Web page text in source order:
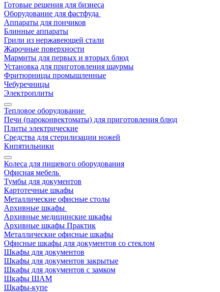
Готовые решения для бизнеса
Оборудование для фастфуда
Аппараты для пончиков
Блинные аппараты
Грили из нержавеющей стали
Жарочные поверхности
Мармиты для первых и вторых блюд
Установка для приготовления шаурмы
Фритюрницы промышленные
Чебуречницы
Электроплиты
Тепловое оборудование
Печи (пароконвектоматы) для приготовления блюд
Плиты электрические
Средства для стерилизации ножей
Кипятильники
Колеса для пищевого оборудования
Офисная мебель
Тумбы для документов
Картотечные шкафы
Металлические офисные столы
Архивные шкафы
Архивные медицинские шкафы
Архивные шкафы Практик
Металлические офисные шкафы
Офисные шкафы для документов со стеклом
Шкафы для документов
Шкафы для документов закрытые
Шкафы для документов с замком
Шкафы ШАМ
Шкафы-купе